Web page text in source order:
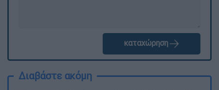
καταχώρηση
Διαβάστε ακόμη